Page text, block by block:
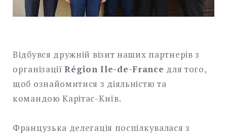
Відбувся дружній візит наших партнерів з
організаціїRégion Ile-de-France для того,
щоб ознайомитися з діяльністю та
командою Карітас-Київ.
Французька делегація поспілкувалася з